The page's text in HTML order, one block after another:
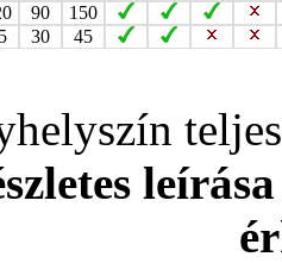
90
150
30 45